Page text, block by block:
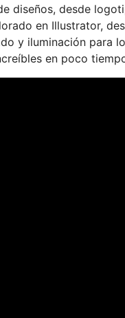
diseños, desde
en Illustrator,
y iluminación para
en poco